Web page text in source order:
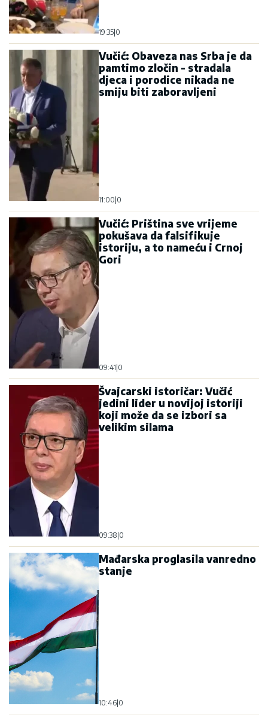
19:35 0
Vučić: Obaveza nas Srba je da
pamtimo zločin - stradala
djeca i porodice nikada ne
smiju biti zaboravljeni
11:00 0
Vučić: Priština sve vrijeme
pokušava da falsifikuje
istoriju, a to nameću i Crnoj
Gori
09:41 0
Švajcarski istoričar: Vučić
jedini lider u novijoj istoriji
koji može da se izbori sa
velikim silama
09:38 0
Mađarska proglasila vanredno
stanje
10:46 0